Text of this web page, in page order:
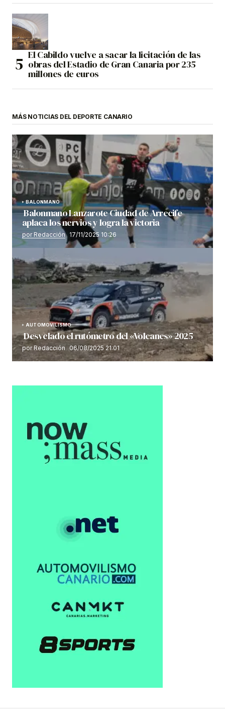
El Cabildo vuelve a sacar la licitación de las
obras del Estadio de Gran Canaria por 235
millones de euros
MÁS NOTICIAS DEL DEPORTE CANARIO
BALONMANO
Balonmano Lanzarote Ciudad de Arrecife
aplaca los nervios y logra la victoria
por Redacción 17/11/2025 10:26
AUTOMOVILISMO
Desvelado el rutómetro del «Volcanes» 2025
por Redacción 06/08/2025 21:01